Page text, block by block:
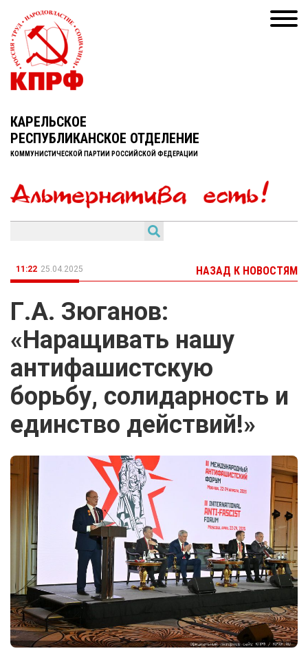
КАРЕЛЬСКОЕ
РЕСПУБЛИКАНСКОЕ ОТДЕЛЕНИЕ
КОММУНИСТИЧЕСКОЙ ПАРТИИ РОССИЙСКОЙ ФЕДЕРАЦИИ
11:22 25.04.2025 НАЗАД К НОВОСТЯМ
Г.А. Зюганов:
«Наращивать нашу
антифашистскую
борьбу, солидарность и
единство действий!»